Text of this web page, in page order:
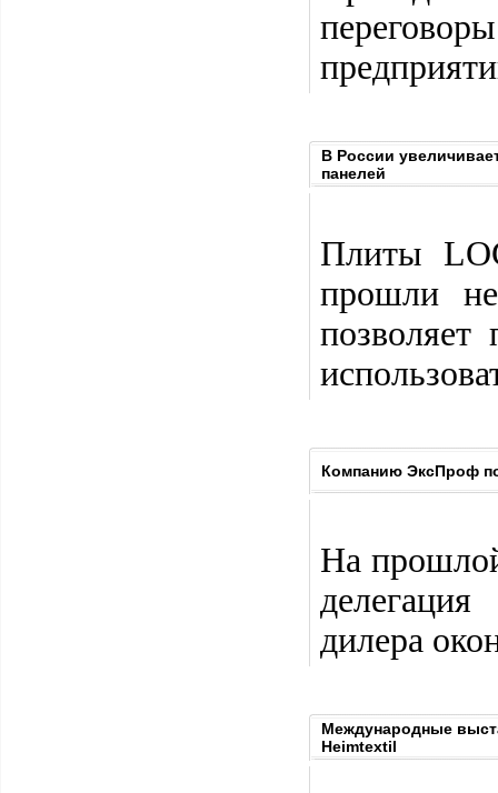
В России
панелей
Плиты
прошли
позволяет
Компанию ЭксПроф
На
дилера
Международные
Heimtextil